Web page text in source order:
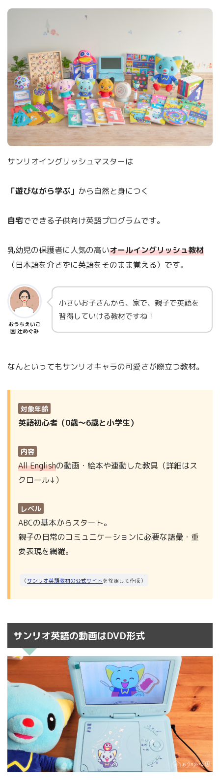
サンリオイングリッシュマスターは
「遊びながら学ぶ」 から自然と身につく
自宅でできる子供向け英語プログラムです。
乳幼児の保護者に人気の高いオールイングリッシュ教材
（日本語を介さずに英語をそのまま覚える）です。
おうちえいご
園 辻めぐみ
小さいお子さんから、家で、親子で英語を
習得していける教材ですね！
なんといってもサンリオキャラの可愛さが際立つ教材。
対象年齢
英語初心者（0歳～6歳と小学生）
内容
All Englishの動画・絵本や連動した教具（詳細はス
クロール↓）
レベル
ABCの基本からスタート。
親子の日常のコミュニケーションに必要な語彙・重
要表現を網羅。
（サンリオ英語教材の公式サイトを参照して作成）
サンリオ英語の動画はDVD形式